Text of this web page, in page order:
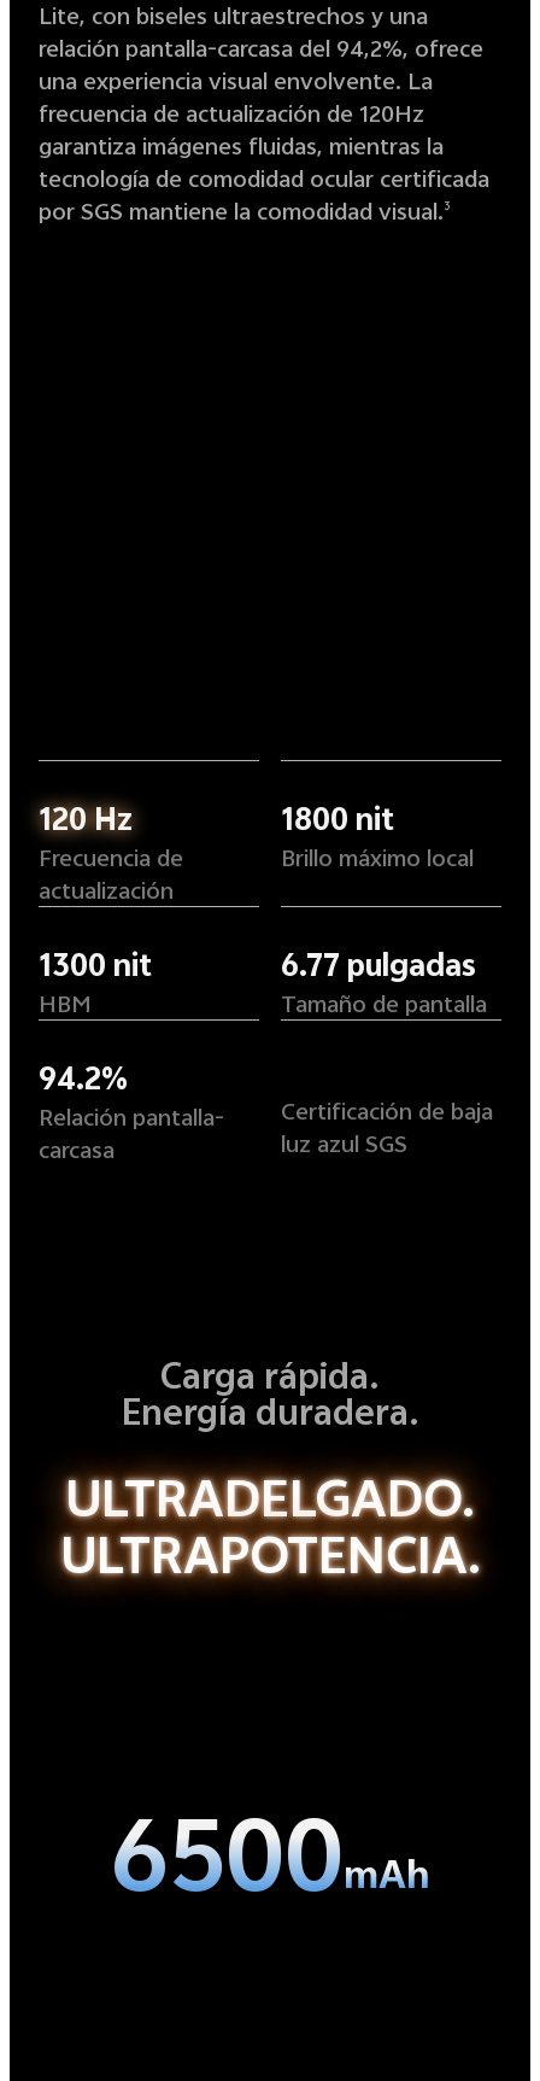
Lite, con biseles ultraestrechos y una
relación pantalla-carcasa del 94,2%, ofrece
una experiencia visual envolvente. La
frecuencia de actualización de 120Hz
garantiza imágenes fluidas, mientras la
tecnología de comodidad ocular certificada
por SGS mantiene la comodidad visual. 3
120 Hz
Frecuencia de
actualización
1800 nit
Brillo máximo local
1300 nit
HBM
6.77 pulgadas
Tamaño de pantalla
94.2%
Relación pantalla-
carcasa
Certificación de baja
luz azul SGS
Carga rápida.
Energía duradera.
ULTRADELGADO.
ULTRAPOTENCIA.
6500mAh